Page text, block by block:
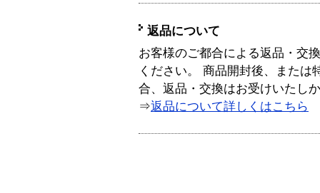
返品について
お客様のご都合による返品・交
ください。 商品開封後、または
合、返品・交換はお受けいたし
⇒返品について詳しくはこちら